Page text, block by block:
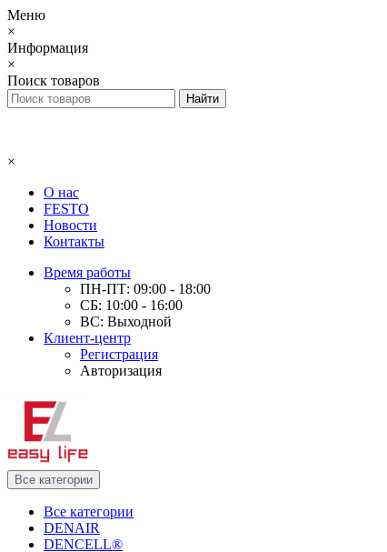
Меню
×
Информация
×
Поиск товаров
×
О нас
FESTO
Новости
Контакты
Время работы
ПН-ПТ: 09:00 - 18:00
СБ: 10:00 - 16:00
ВС: Выходной
Клиент-центр
Регистрация
Авторизация
Все категории
Все категории
DENAIR
DENCELL®